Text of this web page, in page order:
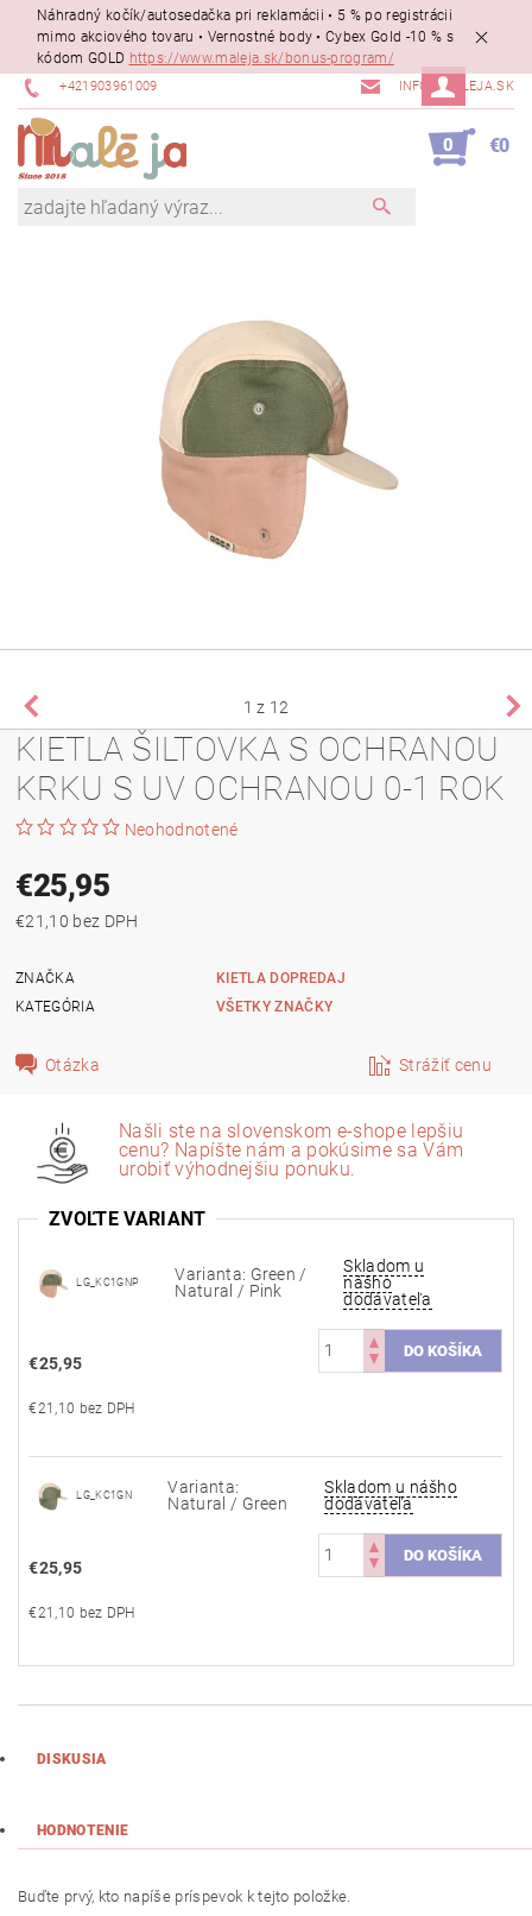
Náhradný kočík/autosedačka pri reklamácii • 5 % po registrácii
mimo akciového tovaru • Vernostné body • Cybex Gold -10 % s
kódom GOLD https://www.maleja.sk/bonus-program/
+421903961009 INFO@MALEJA.SK
0 €0
1 z 12
KIETLA ŠILTOVKA S OCHRANOU
KRKU S UV OCHRANOU 0-1 ROK
Neohodnotené
€25,95
€21,10 bez DPH
ZNAČKA
KIETLA DOPREDAJ
KATEGÓRIA
VŠETKY ZNAČKY
Otázka Strážiť cenu
Našli ste na slovenskom e-shope lepšiu
cenu? Napíšte nám a pokúsime sa Vám
urobiť výhodnejšiu ponuku.
ZVOĽTE VARIANT
LG_KC1GNP
Varianta: Green /
Natural / Pink
Skladom u
nášho
dodávateľa
€25,95
€21,10 bez DPH
LG_KC1GN
Varianta:
Natural / Green
Skladom u nášho
dodávateľa
€25,95
€21,10 bez DPH
DISKUSIA
HODNOTENIE
Buďte prvý, kto napíše príspevok k tejto položke.